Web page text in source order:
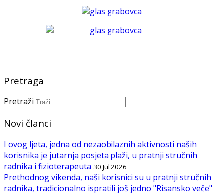
Pretraga
Pretraži
Novi članci
I ovog ljeta, jedna od nezaobilaznih aktivnosti naših
korisnika je jutarnja posjeta plaži, u pratnji stručnih
radnika i fizioterapeuta 30 Jul 2026
Prethodnog vikenda, naši korisnici su u pratnji stručnih
radnika, tradicionalno ispratili još jedno "Risansko veče"